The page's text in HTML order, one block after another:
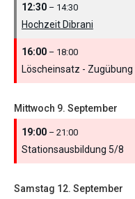
12:30 – 14:30
Hochzeit Dibrani
16:00 – 18:00
Löscheinsatz - Zugübung
Mittwoch 9. September
19:00 – 21:00
Stationsausbildung 5/8
Samstag 12. September